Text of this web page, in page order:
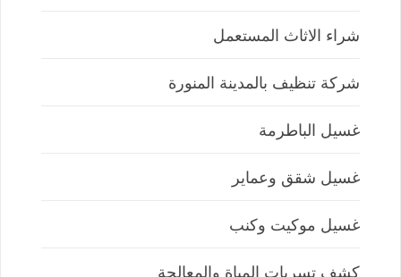
شراء الاثاث المستعمل
شركة تنظيف بالمدينة المنورة
غسيل الباطرمة
غسيل شقق وعماير
غسيل موكيت وكنب
كشف تسربات المياة والمعالجة